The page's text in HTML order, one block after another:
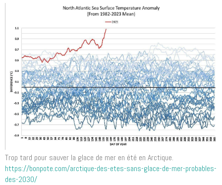
Trop tard pour sauver la glace de mer en été en Arctique.
https://bonpote.com/arctique-des-etes-sans-glace-de-mer-probables-
des-2030/